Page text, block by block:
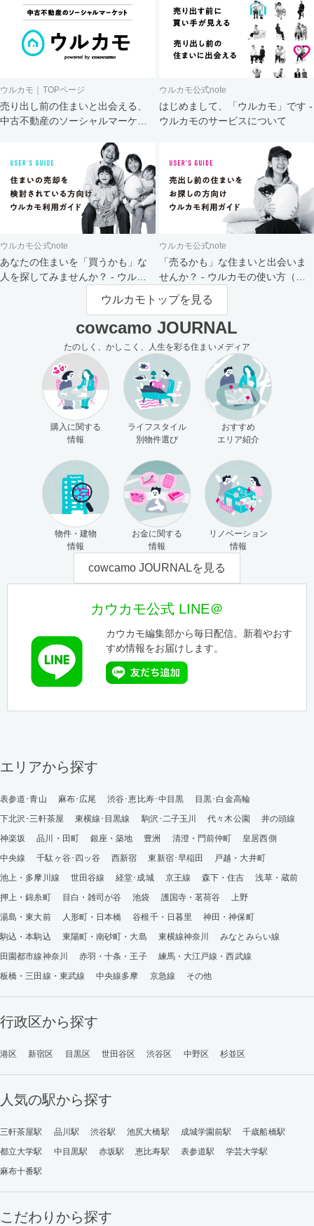
ウルカモ｜TOPページ
売り出し前の住まいと出会える、
中古不動産のソーシャルマーケッ
ウルカモ公式note
はじめまして、「ウルカモ」です -
ウルカモのサービスについて
ウルカモ公式note
あなたの住まいを「買うかも」な
人を探してみませんか？ - ウルカ
ウルカモ公式note
「売るかも」な住まいと出会いま
せんか？ - ウルカモの使い方（買
主さま向け）
ウルカモトップを見る
cowcamo JOURNAL
たのしく、かしこく、人生を彩る住まいメディア
購入に関する
情報
ライフスタイル
別物件選び
おすすめ
エリア紹介
物件・建物
情報
お金に関する
情報
リノベーション
情報
cowcamo JOURNALを見る
カウカモ公式 LINE＠
カウカモ編集部から毎日配信。新着やおす
すめ情報をお届けします。
エリアから探す
表参道･青山 麻布･広尾 渋谷･恵比寿･中目黒
目黒･白金高輪
下北沢･三軒茶屋
東横線･目黒線 駒沢･二子玉川 代々木公園
井の頭線
神楽坂
品川・田町 銀座・築地 豊洲 清澄・門前仲町
皇居西側
中央線
千駄ヶ谷･四ッ谷 西新宿 東新宿･早稲田
戸越・大井町
池上・多摩川線
世田谷線 経堂･成城 京王線 森下・住吉
浅草・蔵前
押上・錦糸町
目白・雑司が谷 池袋 護国寺・茗荷谷
上野
湯島・東大前
人形町・日本橋 谷根千・日暮里
神田・神保町
駒込・本駒込
東陽町・南砂町・大島 東横線神奈川
みなとみらい線
田園都市線神奈川
赤羽・十条・王子
練馬・大江戸線・西武線
板橋・三田線・東武線
中央線多摩 京急線 その他
行政区から探す
港区 新宿区 目黒区 世田谷区 渋谷区 中野区 杉並区
人気の駅から探す
三軒茶屋駅 品川駅 渋谷駅 池尻大橋駅 成城学園前駅
千歳船橋駅
都立大学駅
中目黒駅 赤坂駅 恵比寿駅 表参道駅
学芸大学駅
麻布十番駅
こだわりから探す